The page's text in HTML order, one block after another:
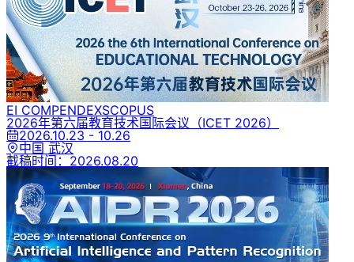
EI COMPENDEXSCOPUS
2026年第六届教育技术国际会议 （ICET 2026）
2026.10.23 - 10.26
中国 武汉
截稿时间： 2026.08.20